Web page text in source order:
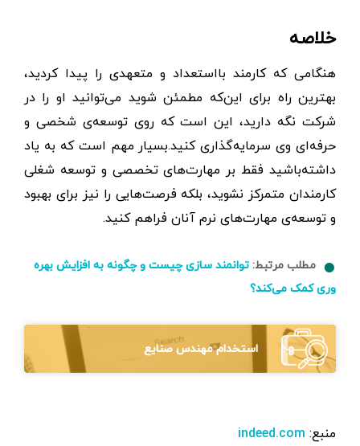
خلاصه
هنگامی که کارمند بااستعداد و متعهدی را پیدا کردید،
بهترین راه برای این‌که مطمئن شوید می‌توانید او را در
شرکت نگه ‌دارید، این است که روی توسعه‌ی شخصی و
حرفه‌ای وی سرمایه‌گذاری کنید.بسیار مهم است که به یاد
داشته‌باشید فقط بر مهارت‌های تخصصی و توسعه شغلی
کارمندان متمرکز نشوید، بلکه فرصت‌هایی را نیز برای بهبود
و توسعه‌ی مهارت‌های نرم آنان فراهم کنید.
مطلب مرتبط: توانمند سازی چیست و چگونه به افزایش بهره
وری کمک می‌کند؟
استخدام مهندس صنایع
منبع: indeed.com